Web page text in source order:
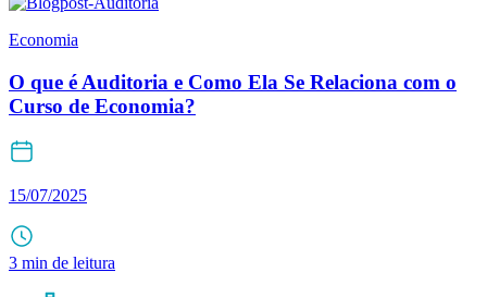
Economia
O que é Auditoria e Como Ela Se Relaciona com o
Curso de Economia?
15/07/2025
3 min de leitura